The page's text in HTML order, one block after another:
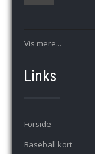
Vis mere...
Links
Forside
Baseball kort